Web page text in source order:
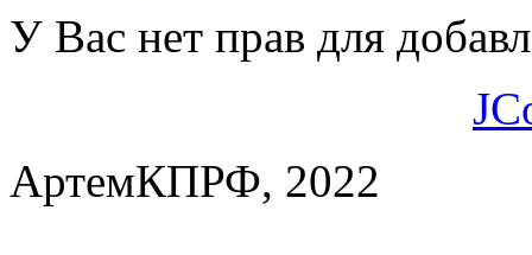
У Вас нет прав для
АртемКПРФ, 2022